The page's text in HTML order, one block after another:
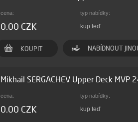
cena: typ nabídky:
0.00 CZK kup teď
KOUPIT NABÍDNOUT
Mikhail SERGACHEV Upper Deck
cena: typ nabídky:
0.00 CZK kup teď